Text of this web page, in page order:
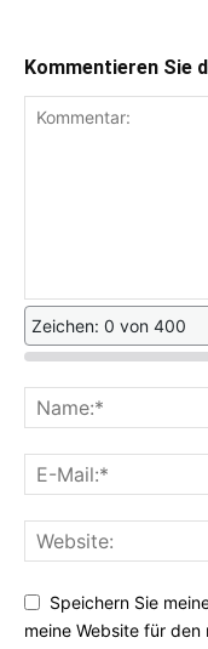
Kommentieren Sie
Zeichen: 0 von 400
Speichern Sie
meine Website für den